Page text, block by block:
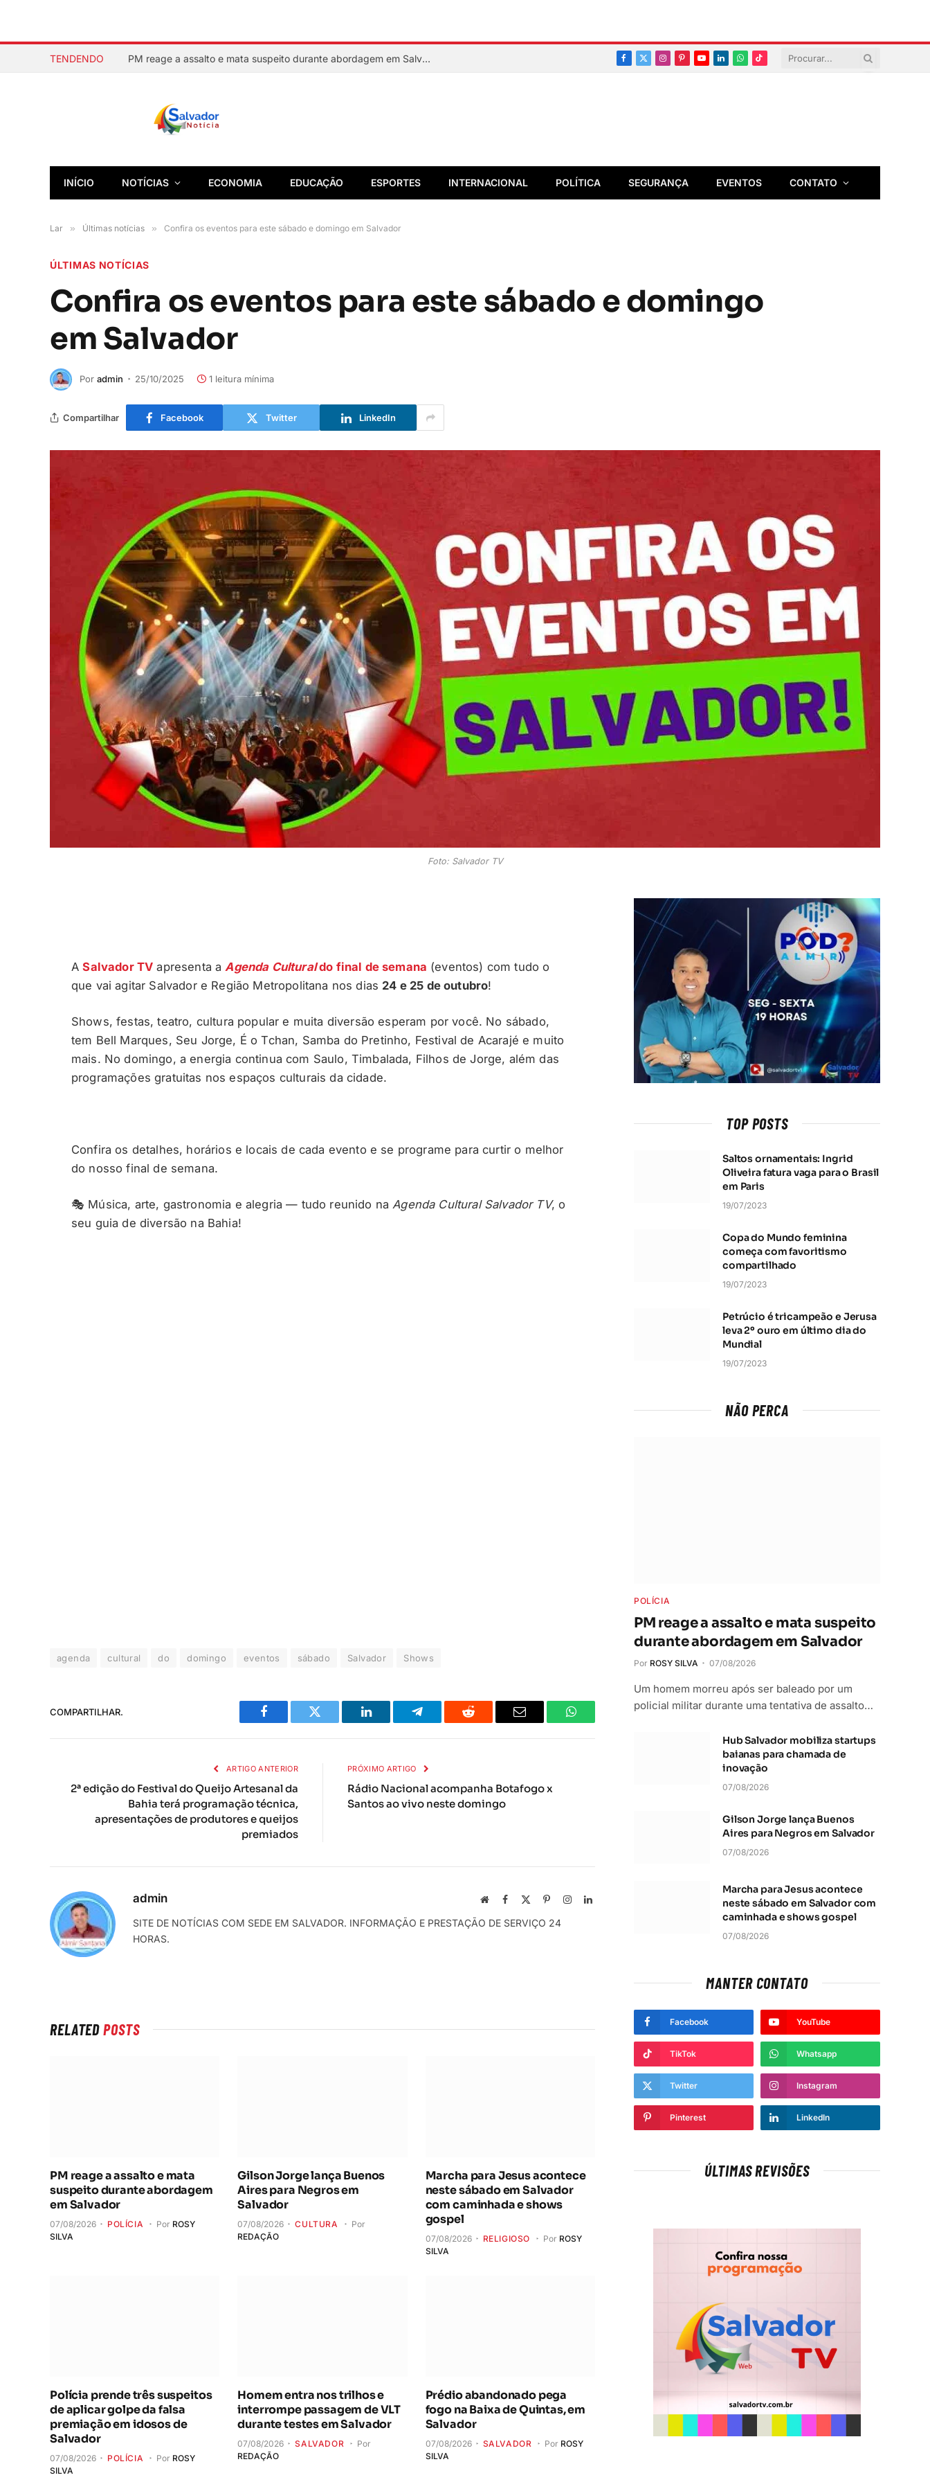
TENDENDO PM reage a assalto e mata suspeito durante abordagem em Salvador
Facebook
X
Instagram
PinterestYouTubeLinkedInWhatsapp
TikTok
INÍCIO NOTÍCIAS ECONOMIA EDUCAÇÃO ESPORTES INTERNACIONAL POLÍTICA SEGURANÇA EVENTOS CONTATO
Lar » Últimas notícias » Confira os eventos para este sábado e domingo em Salvador
ÚLTIMAS NOTÍCIAS
Confira os eventos para este sábado e domingo
em Salvador
Por admin 25/10/2025 1 leitura mínima
Compartilhar Facebook Twitter LinkedIn
Foto: Salvador TV
ASalvador TV apresenta a Agenda Culturaldo final de semana (eventos) com tudo o
que vai agitar Salvador e Região Metropolitana nos dias 24 e 25 de outubro!
Shows, festas, teatro, cultura popular e muita diversão esperam por você. No sábado,
tem Bell Marques, Seu Jorge, É o Tchan, Samba do Pretinho, Festival de Acarajé e muito
mais. No domingo, a energia continua com Saulo, Timbalada, Filhos de Jorge, além das
programações gratuitas nos espaços culturais da cidade.
Confira os detalhes, horários e locais de cada evento e se programe para curtir o melhor
do nosso final de semana.
🎭 Música, arte, gastronomia e alegria — tudo reunido naAgenda Cultural Salvador TV, o
seu guia de diversão na Bahia!
agenda cultural do domingo eventos sábado Salvador Shows
COMPARTILHAR.
Facebook Twitter LinkedIn TelegramaReddit
E-
Whatsapp
ARTIGO ANTERIOR
2ª edição do Festival do Queijo Artesanal da
Bahia terá programação técnica,
apresentações de produtores e queijos
premiados
PRÓXIMO ARTIGO
Rádio Nacional acompanha Botafogo x
Santos ao vivo neste domingo
admin
Local
rede
Facebook PinterestInstagramLinkedIn
SITE DE NOTÍCIAS COM SEDE EM SALVADOR. INFORMAÇÃO E PRESTAÇÃO DE SERVIÇO 24
HORAS.
RELATEDPOSTS
PM reage a assalto e mata
suspeito durante abordagem
em Salvador
07/08/2026 POLÍCIA Por ROSY
SILVA
Gilson Jorge lança Buenos
Aires para Negros em
Salvador
07/08/2026 CULTURA
Por
REDAÇÃO
Marcha para Jesus acontece
neste sábado em Salvador
com caminhada e shows
gospel
07/08/2026 RELIGIOSO Por ROSY
SILVA
Polícia prende três suspeitos
de aplicar golpe da falsa
premiação em idosos de
Salvador
07/08/2026 POLÍCIA Por ROSY
SILVA
Homem entra nos trilhos e
interrompe passagem de VLT
durante testes em Salvador
07/08/2026 SALVADOR
Por
REDAÇÃO
Prédio abandonado pega
fogo na Baixa de Quintas, em
Salvador
07/08/2026 SALVADOR Por ROSY
SILVA
TOP POSTS
Saltos ornamentais: Ingrid
Oliveira fatura vaga para o Brasil
em Paris
19/07/2023
Copa do Mundo feminina
começa com favoritismo
compartilhado
19/07/2023
Petrúcio é tricampeão e Jerusa
leva 2º ouro em último dia do
Mundial
19/07/2023
NÃO PERCA
POLÍCIA
PM reage a assalto e mata suspeito
durante abordagem em Salvador
Por ROSY SILVA 07/08/2026
Um homem morreu após ser baleado por um
policial militar durante uma tentativa de assalto…
Hub Salvador mobiliza startups
baianas para chamada de
inovação
07/08/2026
Gilson Jorge lança Buenos
Aires para Negros em Salvador
07/08/2026
Marcha para Jesus acontece
neste sábado em Salvador com
caminhada e shows gospel
07/08/2026
MANTER CONTATO
Facebook YouTube
TikTok Whatsapp
Twitter Instagram
Pinterest LinkedIn
ÚLTIMAS REVISÕES